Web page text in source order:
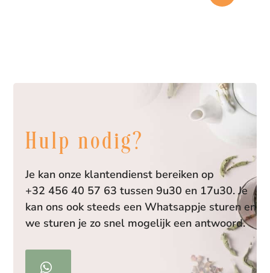
Hulp nodig?
Je kan onze klantendienst bereiken op
+32 456 40 57 63 tussen 9u30 en 17u30. Je
kan ons ook steeds een Whatsappje sturen en
we sturen je zo snel mogelijk een antwoord.